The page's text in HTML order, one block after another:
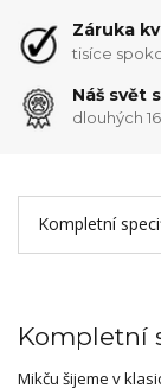
Záruka
tisíce
Náš svět
dlouhých
Kompletní
Kompletní
Mikču šijeme v